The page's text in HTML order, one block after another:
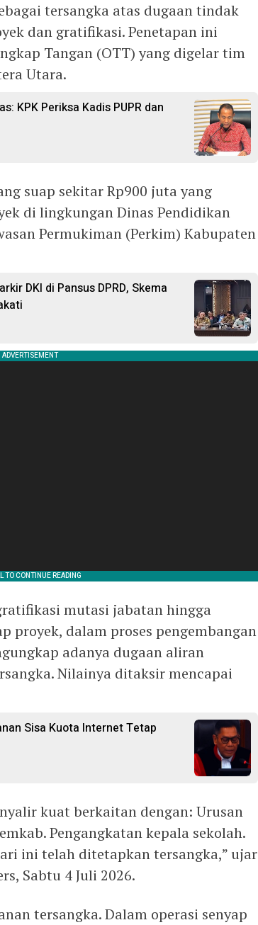
tersangka atas dugaan tindak
dan gratifikasi. Penetapan ini
Tangan (OTT) yang digelar tim
Utara.
KPK Periksa Kadis PUPR dan
suap sekitar Rp900 juta yang
di lingkungan Dinas Pendidikan
Permukiman (Perkim) Kabupaten
DKI di Pansus DPRD, Skema
mutasi jabatan hingga
proyek, dalam proses pengembangan
adanya dugaan aliran
Nilainya ditaksir mencapai
Sisa Kuota Internet Tetap
kuat berkaitan dengan: Urusan
Pengangkatan kepala sekolah.
ini telah ditetapkan tersangka,” ujar
Sabtu 4 Juli 2026.
tersangka. Dalam operasi senyap